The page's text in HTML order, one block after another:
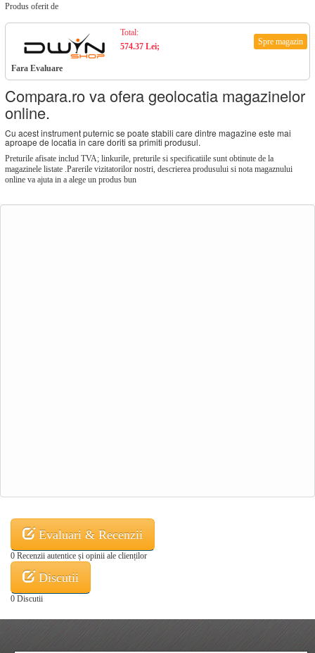
Produs oferit de
Fara Evaluare
Spre magazin
Total:
574.37 Lei;
Compara.ro va ofera geolocatia magazinelor
online.
Cu acest instrument puternic se poate stabili care dintre magazine este mai
aproape de locatia in care doriti sa primiti produsul.
Preturile afisate includ TVA; linkurile, preturile si specificatiile sunt obtinute de la
magazinele listate .Parerile vizitatorilor nostri, descrierea produsului si nota magaznului
online va ajuta in a alege un produs bun
Evaluari & Recenzii
0 Recenzii autentice și opinii ale clienților
Discutii
0 Discutii